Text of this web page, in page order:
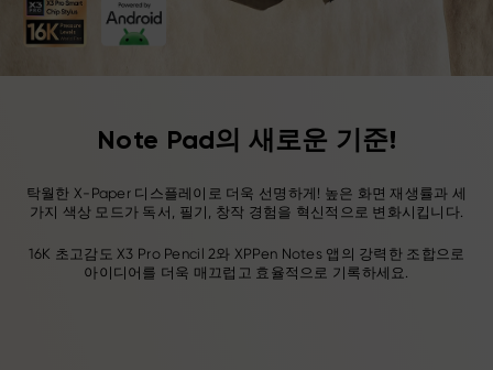
Note Pad의 새로운 기준!
탁월한 X-Paper 디스플레이로 더욱 선명하게! 높은 화면 재생률과 세
가지 색상 모드가 독서, 필기, 창작 경험을 혁신적으로 변화시킵니다.
16K 초고감도 X3 Pro Pencil 2와 XPPen Notes 앱의 강력한 조합으로
아이디어를 더욱 매끄럽고 효율적으로 기록하세요.